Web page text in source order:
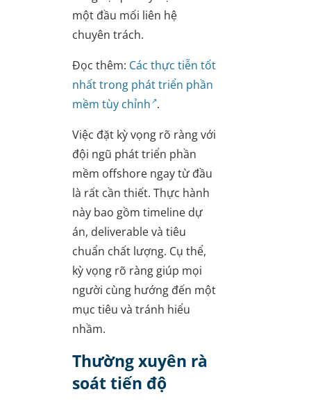
một đầu mối liên hệ
chuyên trách.
Đọc thêm: Các thực tiễn tốt
nhất trong phát triển phần
mềm tùy chỉnh .
Việc đặt kỳ vọng rõ ràng với
đội ngũ phát triển phần
mềm offshore ngay từ đầu
là rất cần thiết. Thực hành
này bao gồm timeline dự
án, deliverable và tiêu
chuẩn chất lượng. Cụ thể,
kỳ vọng rõ ràng giúp mọi
người cùng hướng đến một
mục tiêu và tránh hiểu
nhầm.
Thường xuyên rà
soát tiến độ